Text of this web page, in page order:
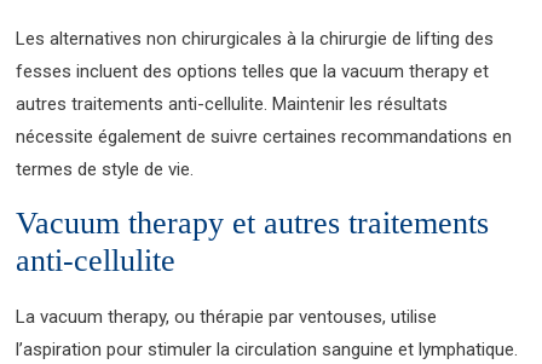
Les alternatives non chirurgicales à la chirurgie de lifting des
fesses incluent des options telles que la vacuum therapy et
autres traitements anti-cellulite. Maintenir les résultats
nécessite également de suivre certaines recommandations en
termes de style de vie.
Vacuum therapy et autres traitements
anti-cellulite
La vacuum therapy, ou thérapie par ventouses, utilise
l’aspiration pour stimuler la circulation sanguine et lymphatique.